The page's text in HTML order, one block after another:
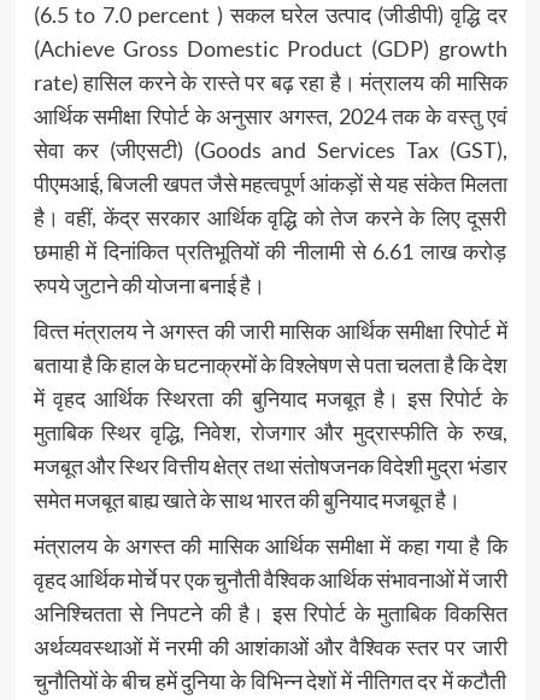
(6.5 to 7.0 percent ) सकल घरेल उत्‍पाद (जीडीपी) वृद्धि दर
(Achieve Gross Domestic Product (GDP) growth
rate) हासिल करने के रास्ते पर बढ़ रहा है। मंत्रालय की मासिक
आर्थिक समीक्षा रिपोर्ट के अनुसार अगस्त, 2024 तक के वस्‍तु एवं
सेवा कर (जीएसटी) (Goods and Services Tax (GST),
पीएमआई, बिजली खपत जैसे महत्वपूर्ण आंकड़ों से यह संकेत मिलता
है। वहीं, केंद्र सरकार आर्थिक वृद्धि को तेज करने के लिए दूसरी
छमाही में दिनांकित प्रतिभूतियों की नीलामी से 6.61 लाख करोड़
रुपये जुटाने की योजना बनाई है।
वित्‍त मंत्रालय ने अगस्त की जारी मासिक आर्थिक समीक्षा रिपोर्ट में
बताया है कि हाल के घटनाक्रमों के विश्लेषण से पता चलता है कि देश
में वृहद आर्थिक स्थिरता की बुनियाद मजबूत है। इस रिपोर्ट के
मुताबिक स्थिर वृद्धि, निवेश, रोजगार और मुद्रास्फीति के रुख,
मजबूत और स्थिर वित्तीय क्षेत्र तथा संतोषजनक विदेशी मुद्रा भंडार
समेत मजबूत बाह्य खाते के साथ भारत की बुनियाद मजबूत है।
मंत्रालय के अगस्त की मासिक आर्थिक समीक्षा में कहा गया है कि
वृहद आर्थिक मोर्चे पर एक चुनौती वैश्विक आर्थिक संभावनाओं में जारी
अनिश्चितता से निपटने की है। इस रिपोर्ट के मुताबिक विकसित
अर्थव्यवस्थाओं में नरमी की आशंकाओं और वैश्विक स्तर पर जारी
चुनौतियों के बीच हमें दुनिया के विभिन्न देशों में नीतिगत दर में कटौती